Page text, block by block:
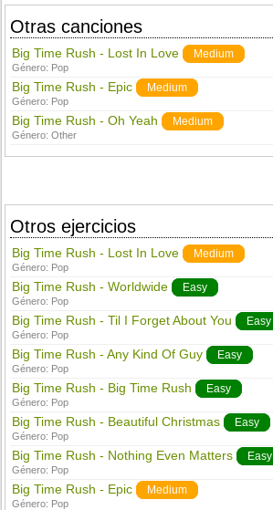
Otras canciones
Big Time Rush - Lost In Love Medium
Género: Pop
Big Time Rush - Epic Medium
Género: Pop
Big Time Rush - Oh Yeah Medium
Género:Other
Otros ejercicios
Big Time Rush - Lost In Love Medium
Género: Pop
Big Time Rush - Worldwide Easy
Género: Pop
Big Time Rush - Til I Forget About You Easy
Género: Pop
Big Time Rush - Any Kind Of Guy Easy
Género: Pop
Big Time Rush - Big Time Rush Easy
Género: Pop
Big Time Rush - Beautiful Christmas Easy
Género: Pop
Big Time Rush - Nothing Even Matters Easy
Género: Pop
Big Time Rush - Epic Medium
Género: Pop